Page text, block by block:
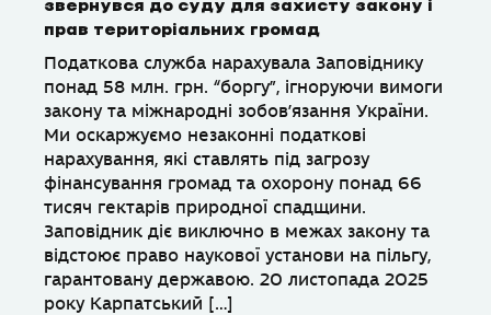
звернувся до суду для захисту закону і
прав територіальних громад
Податкова служба нарахувала Заповіднику
понад 58 млн. грн. “боргу”, ігноруючи вимоги
закону та міжнародні зобов’язання України.
Ми оскаржуємо незаконні податкові
нарахування, які ставлять під загрозу
фінансування громад та охорону понад 66
тисяч гектарів природної спадщини.
Заповідник діє виключно в межах закону та
відстоює право наукової установи на пільгу,
гарантовану державою. 20 листопада 2025
року Карпатський […]